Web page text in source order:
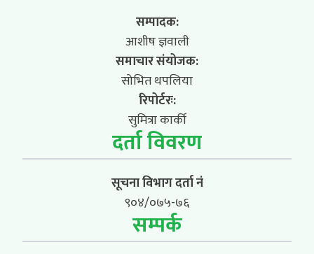
सम्पादक:
आशीष ज्ञवाली
समाचार संयोजक:
सोभित थपलिया
रिपोर्टरः:
सुमित्रा कार्की
दर्ता विवरण
सूचना विभाग दर्ता नं
९०४/०७५-७६
सम्पर्क